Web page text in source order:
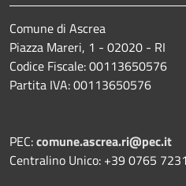
Comune di Ascrea
Piazza Mareri, 1 - 02020 - RI
Codice Fiscale: 00113650576
Partita IVA: 00113650576
PEC:comune.ascrea.ri@pec.it
Centralino Unico: +39 0765